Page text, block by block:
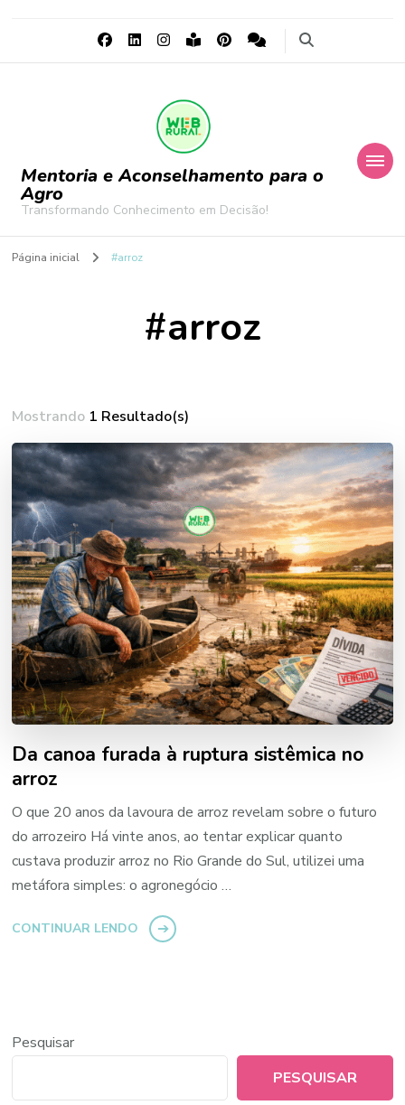
Mentoria e Aconselhamento para o
Agro
Transformando Conhecimento em Decisão!
Página inicial #arroz
#arroz
Mostrando 1 Resultado(s)
Da canoa furada à ruptura sistêmica no
arroz
O que 20 anos da lavoura de arroz revelam sobre o futuro
do arrozeiro Há vinte anos, ao tentar explicar quanto
custava produzir arroz no Rio Grande do Sul, utilizei uma
metáfora simples: o agronegócio …
CONTINUAR LENDO
Pesquisar
PESQUISAR